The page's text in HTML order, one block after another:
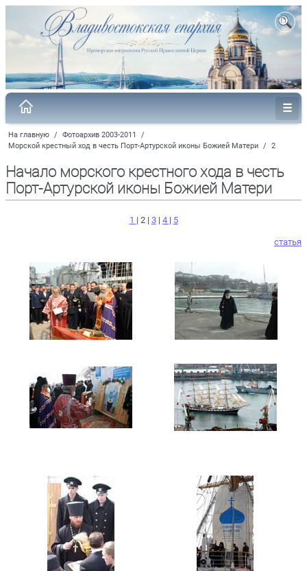
На главную / Фотоархив 2003-2011
/
Морской крестный ход в честь Порт-Артурской иконы Божией Матери / 2
Начало морского крестного хода в честь
Порт-Артурской иконы Божией Матери
1 | 2 | 3| 4 | 5
статья